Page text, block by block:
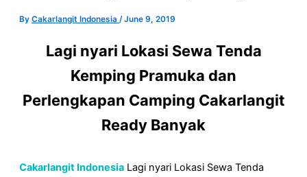
By Cakarlangit Indonesia /June 9, 2019
Lagi nyari Lokasi Sewa Tenda
Kemping Pramuka dan
Perlengkapan Camping Cakarlangit
Ready Banyak
Cakarlangit Indonesia Lagi nyari Lokasi Sewa Tenda